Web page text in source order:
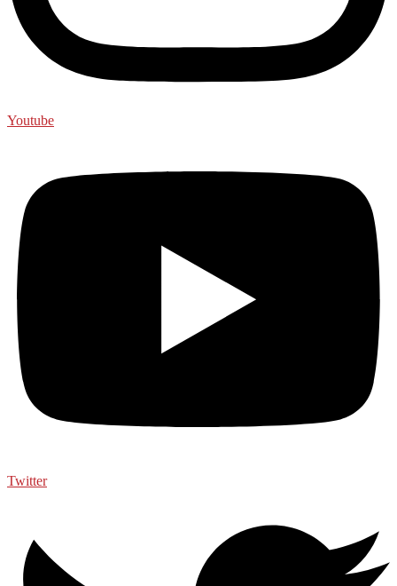
Youtube
Twitter